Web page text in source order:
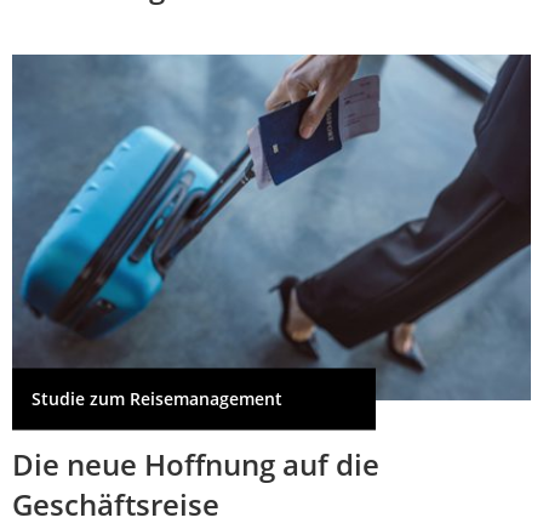
Studie zum Reisemanagement
Die neue Hoffnung auf die
Geschäftsreise